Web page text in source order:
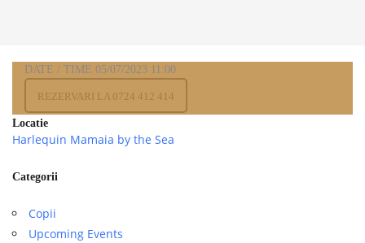
DATE / TIME 05/07/2023 11:00
REZERVARI LA 0724 412 414
Locatie
Harlequin Mamaia by the Sea
Categorii
Copii
Upcoming Events